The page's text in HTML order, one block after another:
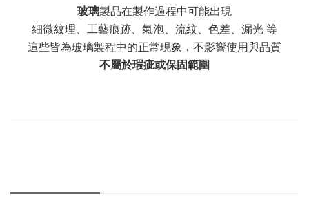
玻璃製品在製作過程中可能出現
細微紋理、工藝痕跡、氣泡、流紋、色差、漏光 等
這些皆為玻璃製程中的正常現象，不影響使用與品質
不屬於瑕疵或保固範圍